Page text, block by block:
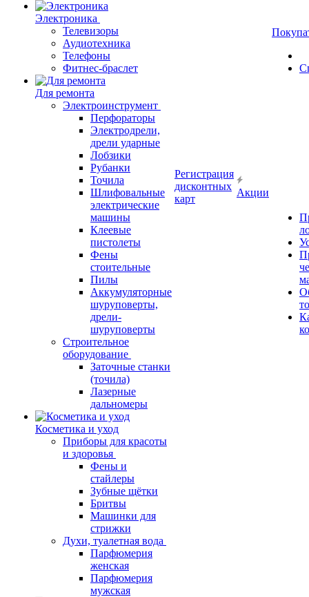
Электроника
Телевизоры
Аудиотехника
Телефоны
Фитнес-браслет
Для ремонта
Электроинструмент
Перфораторы
Электродрели,
дрели ударные
Лобзики
Рубанки
Точила
Шлифовальные
электрические
машины
Клеевые
пистолеты
Фены
стоительные
Пилы
Аккумуляторные
шуруповерты,
дрели-
шуруповерты
Строительное
оборудование
Заточные станки
(точила)
Лазерные
дальномеры
Косметика и уход
Приборы для красоты
и здоровья
Фены и
стайлеры
Зубные щётки
Бритвы
Машинки для
стрижки
Духи, туалетная вода
Парфюмерия
женская
Парфюмерия
мужская
Регистрация
дисконтных
карт
Акции